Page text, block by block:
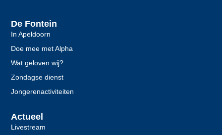
De Fontein
In Apeldoorn
Doe mee met Alpha
Wat geloven wij?
Zondagse dienst
Jongerenactiviteiten
Actueel
Livestream